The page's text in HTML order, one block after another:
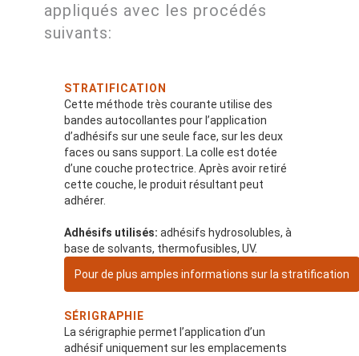
appliqués avec les procédés
suivants:
STRATIFICATION
Cette méthode très courante utilise des
bandes autocollantes pour l’application
d’adhésifs sur une seule face, sur les deux
faces ou sans support. La colle est dotée
d’une couche protectrice. Après avoir retiré
cette couche, le produit résultant peut
adhérer.
Adhésifs utilisés: adhésifs hydrosolubles, à
base de solvants, thermofusibles, UV.
Pour de plus amples informations sur la stratification
SÉRIGRAPHIE
La sérigraphie permet l’application d’un
adhésif uniquement sur les emplacements